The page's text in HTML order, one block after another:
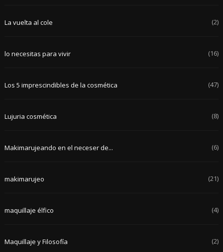
La vuelta al cole (2)
lo necesitas para vivir (16)
Los 5 imprescindibles de la cosmética (47)
Lujuria cosmética (8)
Makimarujeando en el neceser de... (6)
makimarujeo (21)
maquillaje élfico (4)
Maquillaje y Filosofía (2)